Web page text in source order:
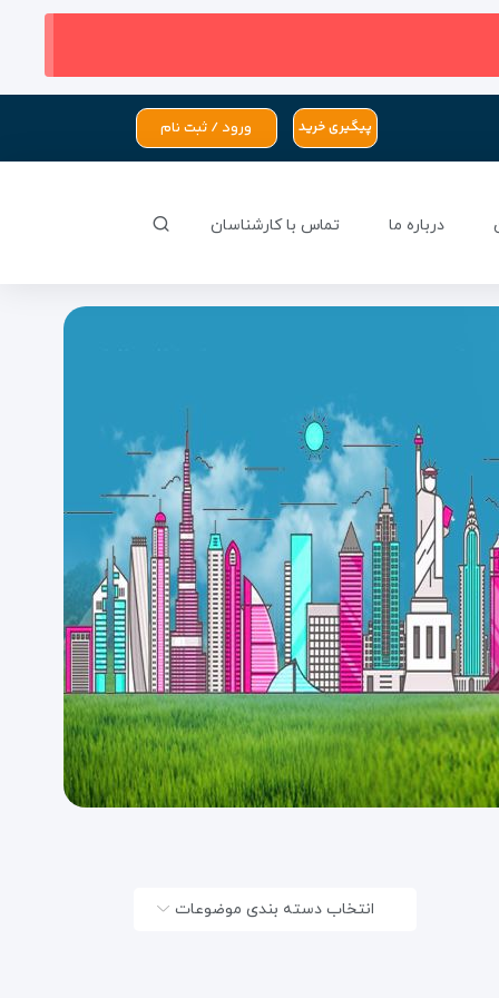
پیگیری خرید ورود / ثبت نام
درباره ما تماس با کارشناسان
انتخاب دسته بندی موضوعات